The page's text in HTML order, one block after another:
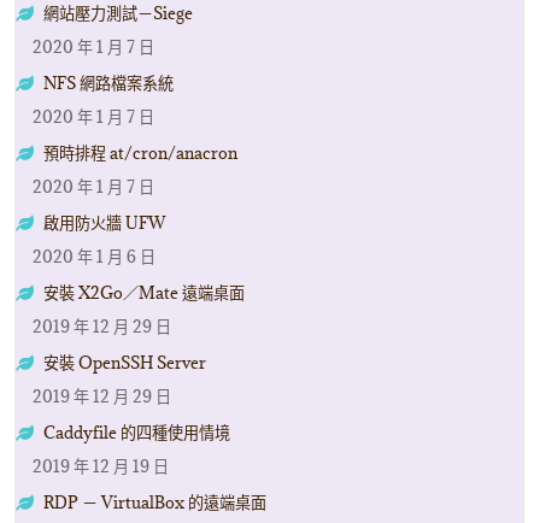
網站壓力測試－Siege
2020 年 1 月 7 日
NFS 網路檔案系統
2020 年 1 月 7 日
預時排程 at/cron/anacron
2020 年 1 月 7 日
啟用防火牆 UFW
2020 年 1 月 6 日
安裝 X2Go／Mate 遠端桌面
2019 年 12 月 29 日
安裝 OpenSSH Server
2019 年 12 月 29 日
Caddyfile 的四種使用情境
2019 年 12 月 19 日
RDP － VirtualBox 的遠端桌面